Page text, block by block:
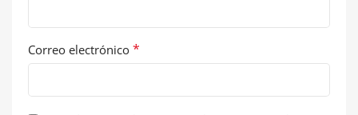
Correo electrónico *